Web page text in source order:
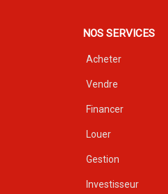
NOS SERVICES
Acheter
Vendre
Financer
Louer
Gestion
Investisseur